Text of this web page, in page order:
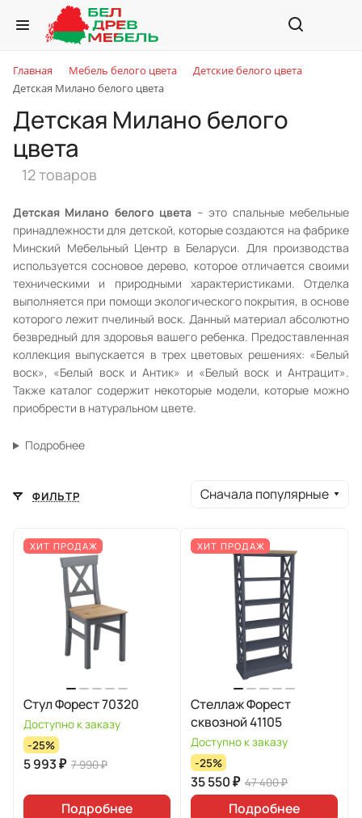
Главная Мебель белого цвета
Детские белого цвета
Детская Милано белого цвета
Детская Милано белого
цвета
12 товаров
Детская Милано белого цвета – это спальные мебельные
принадлежности для детской, которые создаются на фабрике
Минский Мебельный Центр в Беларуси. Для производства
используется сосновое дерево, которое отличается своими
техническими и природными характеристиками. Отделка
выполняется при помощи экологического покрытия, в основе
которого лежит пчелиный воск. Данный материал абсолютно
безвредный для здоровья вашего ребенка. Предоставленная
коллекция выпускается в трех цветовых решениях: «Белый
воск», «Белый воск и Антик» и «Белый воск и Антрацит».
Также каталог содержит некоторые модели, которые можно
приобрести в натуральном цвете.
Подробнее
ФИЛЬТР Сначала популярные
ХИТ ПРОДАЖ
Стул Форест 70320
Доступно к заказу
-25%
5 993 ₽ 7 990 ₽
Подробнее
ХИТ ПРОДАЖ
Стеллаж Форест
сквозной 41105
Доступно к заказу
-25%
35 550 ₽ 47 400 ₽
Подробнее